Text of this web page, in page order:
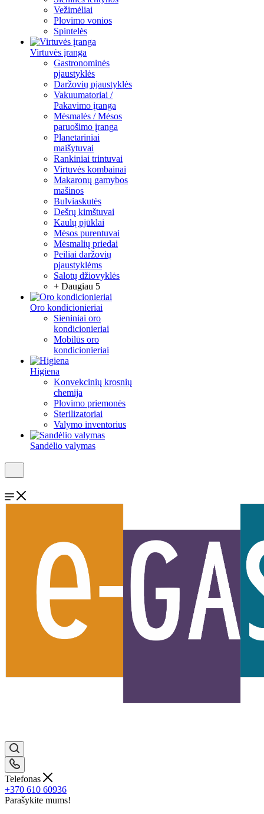
Vežimėliai
Plovimo vonios
Spintelės
Virtuvės įranga
Gastronominės
pjaustyklės
Daržovių pjaustyklės
Vakuumatoriai /
Pakavimo įranga
Mėsmalės / Mėsos
paruošimo įranga
Planetariniai
maišytuvai
Rankiniai trintuvai
Virtuvės kombainai
Makaronų gamybos
mašinos
Bulviaskutės
Dešrų kimštuvai
Kaulų pjūklai
Mėsos purentuvai
Mėsmalių priedai
Peiliai daržovių
pjaustyklėms
Salotų džiovyklės
+ Daugiau 5
Oro kondicionieriai
Sieniniai oro
kondicionieriai
Mobilūs oro
kondicionieriai
Higiena
Konvekcinių krosnių
chemija
Plovimo priemonės
Sterilizatoriai
Valymo inventorius
Sandėlio valymas
Telefonas
+370 610 60936
Parašykite mums!